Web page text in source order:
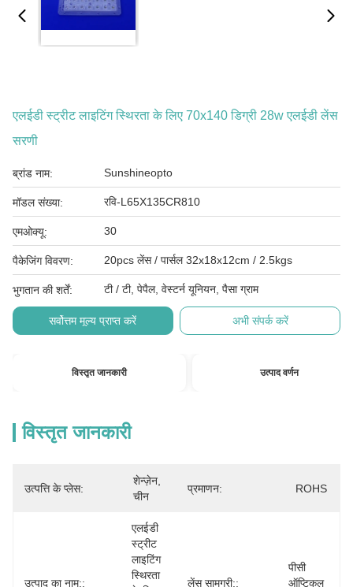
एलईडी स्ट्रीट लाइटिंग स्थिरता के लिए 70x140 डिग्री 28w एलईडी लेंस
सरणी
ब्रांड नाम: Sunshineopto
मॉडल संख्या: रवि-L65X135CR810
एमओक्यू: 30
पैकेजिंग विवरण: 20pcs लेंस / पार्सल 32x18x12cm / 2.5kgs
भुगतान की शर्तें: टी / टी, पेपैल, वेस्टर्न यूनियन, पैसा ग्राम
सर्वोत्तम मूल्य प्राप्त करें अभी संपर्क करें
विस्तृत जानकारी उत्पाद वर्णन
विस्तृत जानकारी
उत्पत्ति के प्लेस:
शेन्ज़ेन,
चीन
प्रमाणन: ROHS
उत्पाद का नाम::
एलईडी
स्ट्रीट
लाइटिंग
स्थिरता
लेंस सामग्री::
पीसी
ऑप्टिकल